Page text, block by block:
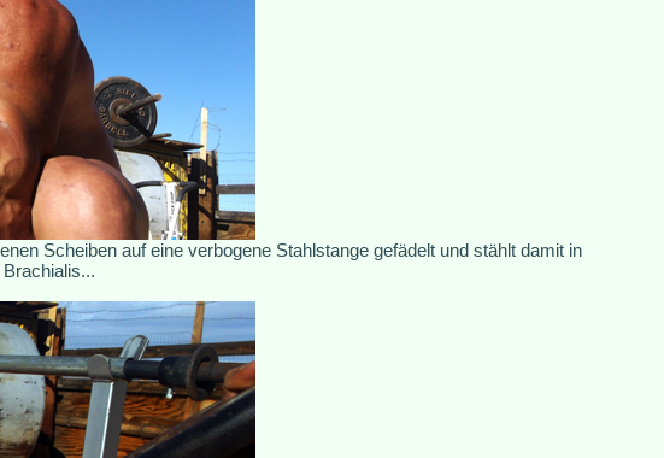
Scheiben auf eine verbogene Stahlstange gefädelt und stählt damit in